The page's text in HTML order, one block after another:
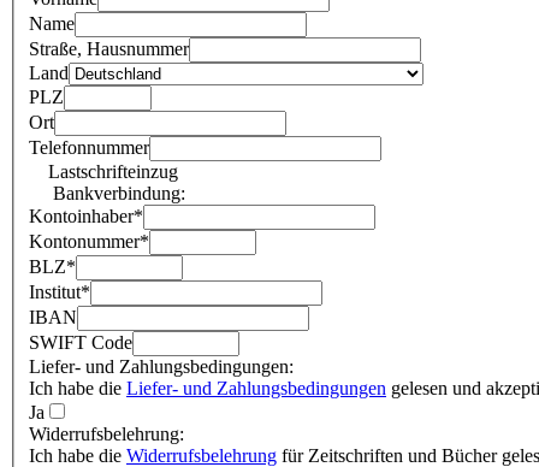
Name
Straße, Hausnummer
Land
PLZ
Ort
Telefonnummer
Lastschrifteinzug
Bankverbindung:
Kontoinhaber*
Kontonummer*
BLZ*
Institut*
IBAN
SWIFT Code
Liefer- und Zahlungsbedingungen:
Ich habe die Liefer- und Zahlungsbedingungen gelesen und
Ja
Widerrufsbelehrung:
Ich habe die Widerrufsbelehrung für Zeitschriften und Bücher